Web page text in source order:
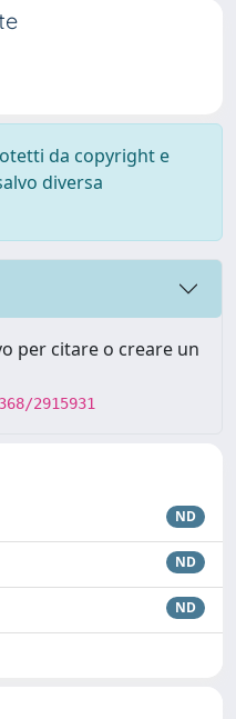
da copyright e
diversa
per citare o creare un
2915931
ND
ND
ND